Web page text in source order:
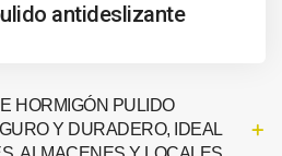
antideslizante
HORMIGÓN PULIDO
Y DURADERO, IDEAL